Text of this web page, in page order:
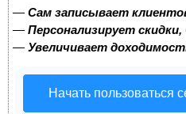
— Сам записывает
— Персонализирует
— Увеличивает
Начать пользоваться